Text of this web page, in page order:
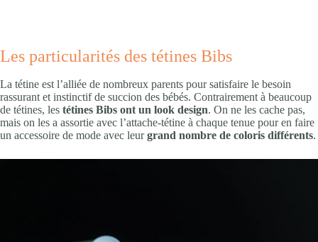
Les particularités des tétines Bibs
La tétine est l’alliée de nombreux parents pour satisfaire le besoin
rassurant et instinctif de succion des bébés. Contrairement à beaucoup
de tétines, les tétines Bibs ont un look design. On ne les cache pas,
mais on les a assortie avec l’attache-tétine à chaque tenue pour en faire
un accessoire de mode avec leurgrand nombre de coloris différents.